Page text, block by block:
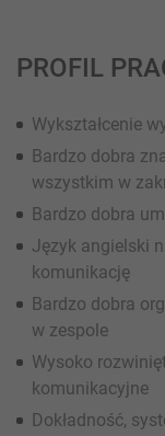
PROFIL
Wykształcenie
Bardzo dobra
wszystkim w
Bardzo dobra
Język angielski
komunikację
Bardzo dobra
w zespole
Wysoko
komunikacyjne
Dokładność,